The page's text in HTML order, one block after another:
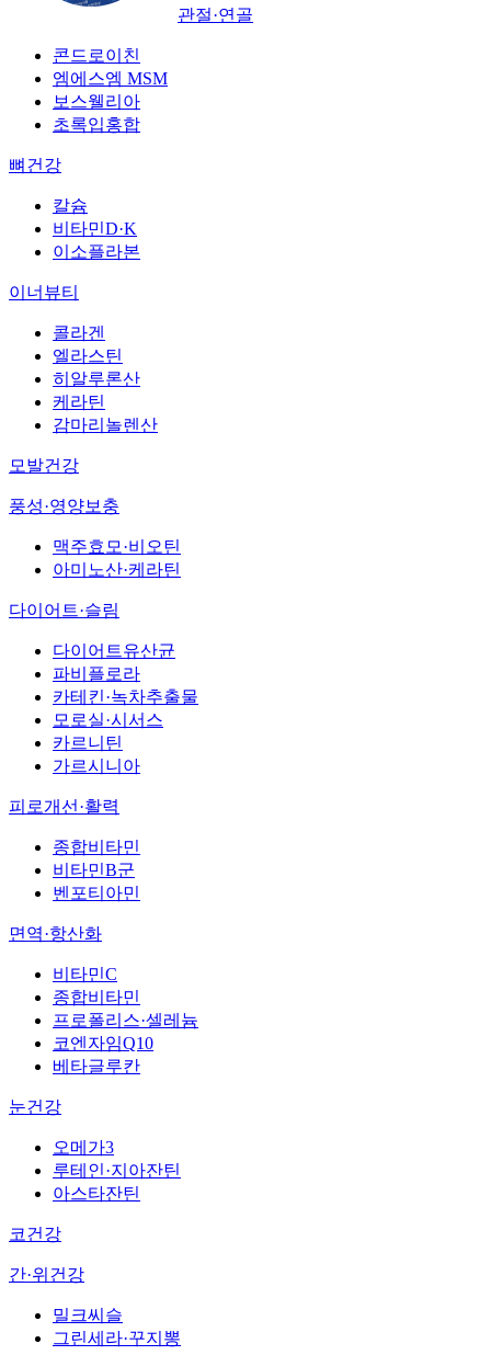
관절·연골
콘드로이친
엠에스엠 MSM
보스웰리아
초록입홍합
뼈건강
칼슘
비타민D·K
이소플라본
이너뷰티
콜라겐
엘라스틴
히알루론산
케라틴
감마리놀렌산
모발건강
풍성·영양보충
맥주효모·비오틴
아미노산·케라틴
다이어트·슬림
다이어트유산균
파비플로라
카테킨·녹차추출물
모로실·시서스
카르니틴
가르시니아
피로개선·활력
종합비타민
비타민B군
벤포티아민
면역·항산화
비타민C
종합비타민
프로폴리스·셀레늄
코엔자임Q10
베타글루칸
눈건강
오메가3
루테인·지아잔틴
아스타잔틴
코건강
간·위건강
밀크씨슬
그린세라·꾸지뽕